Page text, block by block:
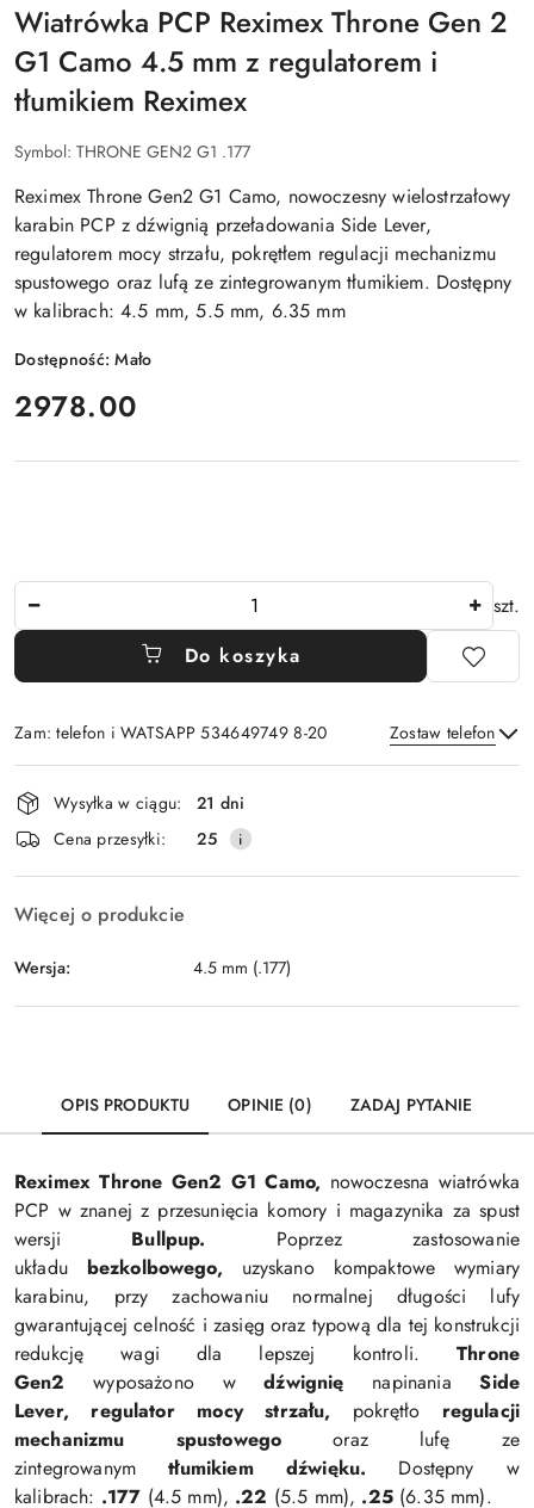
Wiatrówka PCP Reximex Throne Gen 2
G1 Camo 4.5 mm z regulatorem i
tłumikiem Reximex
Symbol: THRONE GEN2 G1 .177
Reximex Throne Gen2 G1 Camo, nowoczesny wielostrzałowy
karabin PCP z dźwignią przeładowania Side Lever,
regulatorem mocy strzału, pokrętłem regulacji mechanizmu
spustowego oraz lufą ze zintegrowanym tłumikiem. Dostępny
w kalibrach: 4.5 mm, 5.5 mm, 6.35 mm
Dostępność:Mało
cena:
2978.00
szt.
Do koszyka
Zam: telefon i WATSAPP 534649749 8-20 Zostaw telefon
Wyślij
Dostępność
i
dostawa
Wysyłka w ciągu:
21 dni
Cena przesyłki:
25
Więcej o produkcie
Wersja: 4.5 mm (.177)
OPIS PRODUKTU OPINIE (0) ZADAJ PYTANIE
Reximex Throne Gen2 G1 Camo, nowoczesna wiatrówka
PCP w znanej z przesunięcia komory i magazynika za spust
wersji Bullpup.
Poprzez zastosowanie
układu bezkolbowego, uzyskano kompaktowe wymiary
karabinu, przy zachowaniu normalnej długości lufy
gwarantującej celność i zasięg oraz typową dla tej konstrukcji
redukcję wagi dla lepszej kontroli.Throne
Gen2wyposażono wdźwignię napinaniaSide
Lever, regulator mocy strzału, pokrętło regulacji
mechanizmu spustowegooraz lufę ze
zintegrowanymtłumikiem dźwięku. Dostępny w
kalibrach: .177 (4.5 mm), .22 (5.5 mm), .25(6.35 mm).